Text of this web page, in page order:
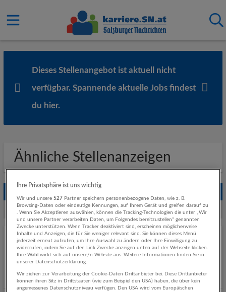
Dieses Stellenangebot ist aktuell nicht
verfügbar. Spannende aktuelle Jobs findest
du hier.
Ähnliche Stellenanzeigen
Weitere Jobs von Raiffeisenverband Salzburg
Student:in im Eventmanagement
07.08.2026,Raiffeisenlandesbank Oberösterreich AG
Salzburg
Gestern veröffentlicht
Ihre Privatsphäre ist uns wichtig
Wir und unsere527 Partner speichern personenbezogene Daten, wie z. B.
Browsing-Daten oder eindeutige Kennungen, auf Ihrem Gerät und greifen darauf zu
. Wenn Sie Akzeptieren auswählen, können die Tracking-Technologien die unter „Wir
und unsere Partner verarbeiten Daten, um Folgendes bereitzustellen“ genannten
Zwecke unterstützen. Wenn Tracker deaktiviert sind, erscheinen möglicherweise
Inhalte und Anzeigen, die für Sie weniger relevant sind. Sie können dieses Menü
jederzeit erneut aufrufen, um Ihre Auswahl zu ändern oder Ihre Einwilligung zu
widerrufen, indem Sie auf den Link Zwecke anzeigen unten auf der Webseite klicken.
Ihre Wahl wirkt sich auf unsere/n Website aus. Weitere Informationen finden Sie in
unserer Datenschutzerklärung.
Wir ziehen zur Verarbeitung der Cookie-Daten Drittanbieter bei. Diese Drittanbieter
können ihren Sitz in Drittstaaten (wie zum Beispiel den USA) haben, die über kein
angemessenes Datenschutzniveau verfügen. Den USA wird vom Europäischen